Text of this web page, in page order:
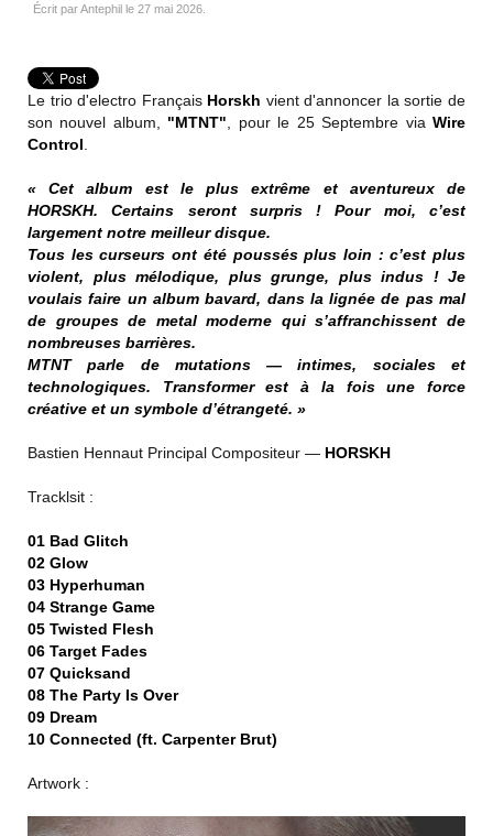
Écrit par Antephil le 27 mai 2026
Le trio d'electro Français Horskh vient d'annoncer la sortie de
son nouvel album, "MTNT" , pour le 25 Septembre viaWire
Control
« Cet album est le plus extrême et aventureux de
HORSKH. Certains seront surpris ! Pour moi, c’est
largement notre meilleur disque.
Tous les curseurs ont été poussés plus loin : c’est plus
violent, plus mélodique, plus grunge, plus indus ! Je
voulais faire un album bavard, dans la lignée de pas mal
de groupes de metal moderne qui s’affranchissent de
nombreuses barrières.
MTNT parle de mutations — intimes, sociales et
technologiques. Transformer est à la fois une force
créative et un symbole d’étrangeté. »
Bastien Hennaut Principal Compositeur — HORSKH
Tracklsit :
01 Bad Glitch
02 Glow
03 Hyperhuman
04 Strange Game
05 Twisted Flesh
06 Target Fades
07 Quicksand
08 The Party Is Over
09 Dream
10 Connected (ft. Carpenter Brut)
Artwork :